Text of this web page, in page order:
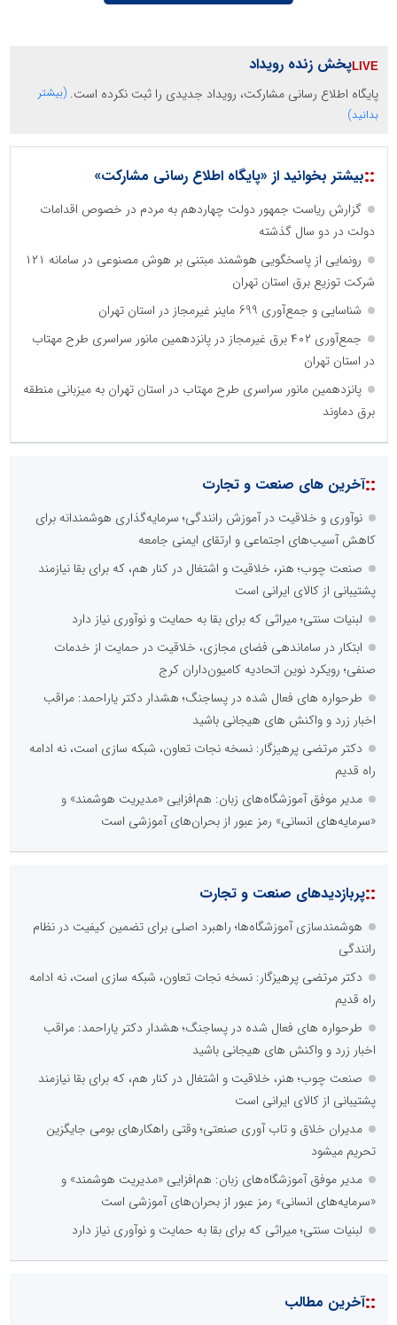
پخش زنده رویداد
پایگاه اطلاع رسانی مشارکت، رویداد جدیدی را ثبت نکرده است. (بیشتر
بدانید)
::بیشتر بخوانید از «پایگاه اطلاع رسانی مشارکت»
گزارش ریاست جمهور دولت چهاردهم به مردم در خصوص اقدامات
دولت در دو سال گذشته
رونمایی از پاسخگویی هوشمند مبتنی بر هوش مصنوعی در سامانه ۱۲۱
شرکت توزیع برق استان تهران
شناسایی و جمع‌آوری 699 ماینر غیرمجاز در استان تهران
جمع‌آوری ۴۰۲ برق غیرمجاز در پانزدهمین مانور سراسری طرح مهتاب
در استان تهران
پانزدهمین مانور سراسری طرح مهتاب در استان تهران به میزبانی منطقه
برق دماوند
::آخرین های صنعت و تجارت
نوآوری و خلاقیت در آموزش رانندگی؛ سرمایه‌گذاری هوشمندانه برای
کاهش آسیب‌های اجتماعی و ارتقای ایمنی جامعه
صنعت چوب؛ هنر، خلاقیت و اشتغال در کنار هم، که برای بقا نیازمند
پشتیبانی از کالای ایرانی است
لبنیات سنتی؛ میراثی که برای بقا به حمایت و نوآوری نیاز دارد
ابتکار در ساماندهی فضای مجازی، خلاقیت در حمایت از خدمات
صنفی؛ رویکرد نوین اتحادیه کامیون‌داران کرج
طرحواره های فعال شده در پساجنگ؛ هشدار دکتر یاراحمد: مراقب
اخبار زرد و واکنش های هیجانی باشید
دکتر مرتضی پرهیزگار: نسخه نجات تعاون، شبکه سازی است، نه ادامه
راه قدیم
مدیر موفق آموزشگاه‌های زبان: هم‌افزایی «مدیریت هوشمند» و
«سرمایه‌های انسانی» رمز عبور از بحران‌های آموزشی است
::پربازدیدهای صنعت و تجارت
هوشمندسازی آموزشگاه‌ها؛ راهبرد اصلی برای تضمین کیفیت در نظام
رانندگی
دکتر مرتضی پرهیزگار: نسخه نجات تعاون، شبکه سازی است، نه ادامه
راه قدیم
طرحواره های فعال شده در پساجنگ؛ هشدار دکتر یاراحمد: مراقب
اخبار زرد و واکنش های هیجانی باشید
صنعت چوب؛ هنر، خلاقیت و اشتغال در کنار هم، که برای بقا نیازمند
پشتیبانی از کالای ایرانی است
مدیران خلاق و تاب آوری صنعتی؛ وقتی راهکارهای بومی جایگزین
تحریم میشود
مدیر موفق آموزشگاه‌های زبان: هم‌افزایی «مدیریت هوشمند» و
«سرمایه‌های انسانی» رمز عبور از بحران‌های آموزشی است
لبنیات سنتی؛ میراثی که برای بقا به حمایت و نوآوری نیاز دارد
::آخرین مطالب